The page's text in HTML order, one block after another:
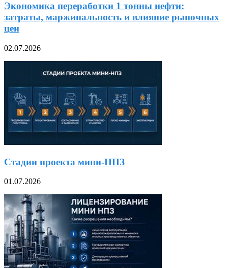
Экономика переработки 1 тонны нефти:
затраты, маржинальность и влияние рыночных
цен
02.07.2026
Стадии проекта мини-НПЗ
01.07.2026